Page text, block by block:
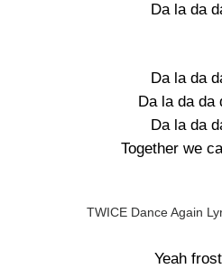
Da la da
Da la da
Da la da da
Da la da
Together we
TWICE Dance Again
Yeah